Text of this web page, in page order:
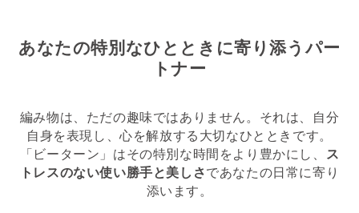
あなたの特別なひとときに寄り添うパー
トナー
編み物は、ただの趣味ではありません。それは、自分
自身を表現し、心を解放する大切なひとときです。
「ビーターン」はその特別な時間をより豊かにし、 ス
トレスのない使い勝手と美しさであなたの日常に寄り
添います。